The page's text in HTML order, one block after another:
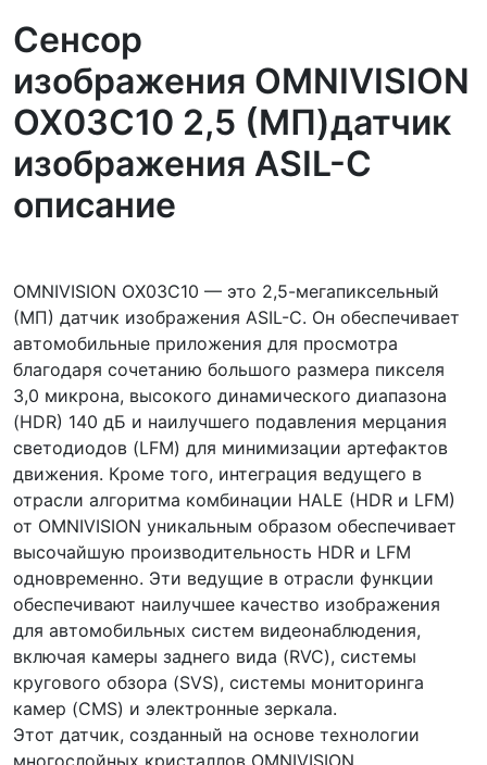
Сенсор
изображения OMNIVISION
OX03C10 2,5 (МП)датчик
изображения ASIL-C
описание
OMNIVISION OX03C10 — это 2,5-мегапиксельный
(МП) датчик изображения ASIL-C. Он обеспечивает
автомобильные приложения для просмотра
благодаря сочетанию большого размера пикселя
3,0 микрона, высокого динамического диапазона
(HDR) 140 дБ и наилучшего подавления мерцания
светодиодов (LFM) для минимизации артефактов
движения. Кроме того, интеграция ведущего в
отрасли алгоритма комбинации HALE (HDR и LFM)
от OMNIVISION уникальным образом обеспечивает
высочайшую производительность HDR и LFM
одновременно. Эти ведущие в отрасли функции
обеспечивают наилучшее качество изображения
для автомобильных систем видеонаблюдения,
включая камеры заднего вида (RVC), системы
кругового обзора (SVS), системы мониторинга
камер (CMS) и электронные зеркала.
Этот датчик, созданный на основе технологии
многослойных кристаллов OMNIVISION